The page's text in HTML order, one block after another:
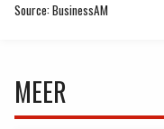
Source: BusinessAM
MEER